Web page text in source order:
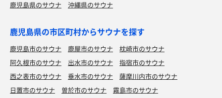
鹿児島県のサウナ
沖縄県のサウナ
鹿児島県の市区町村からサウナを探す
鹿児島市のサウナ 鹿屋市のサウナ
枕崎市のサウナ
阿久根市のサウナ
出水市のサウナ
指宿市のサウナ
西之表市のサウナ
垂水市のサウナ
薩摩川内市のサウナ
日置市のサウナ
曽於市のサウナ
霧島市のサウナ